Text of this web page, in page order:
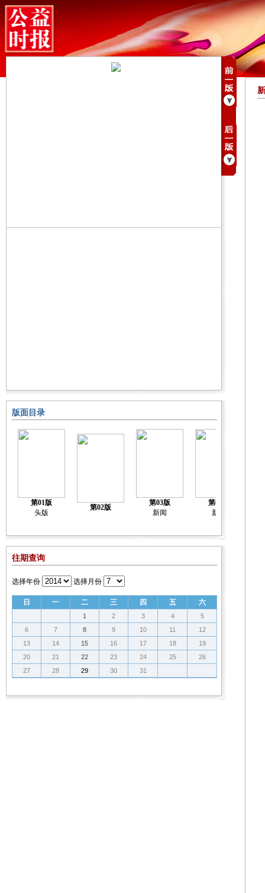
版面目录
第01版
头版
第02版
第03版
新闻
第04版
新闻
往期查询
选择年份 选择月份
日 一 二 三 四 五 六
1 2 3 4
5
6
7 8 9 10 11
12
13
14 15 16 17 18
19
20
21 22 23 24 25
26
27
28 29 30 31